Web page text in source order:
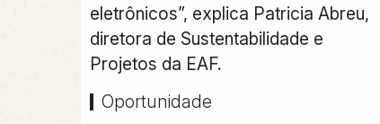
eletrônicos”, explica Patricia Abreu,
diretora de Sustentabilidade e
Projetos da EAF.
Oportunidade